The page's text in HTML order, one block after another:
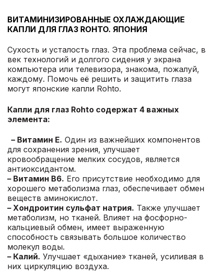
ВИТАМИНИЗИРОВАННЫЕ ОХЛАЖДАЮЩИЕ
КАПЛИ ДЛЯ ГЛАЗ ROHTO. ЯПОНИЯ
Сухость и усталость глаз. Эта проблема сейчас, в
век технологий и долгого сидения у экрана
компьютера или телевизора, знакома, пожалуй,
каждому. Помочь её решить и защитить глаза
могут японские капли Rohto.
Капли для глаз Rohto содержат 4 важных
элемента:
– Витамин Е. Один из важнейших компонентов
для сохранения зрения, улучшает
кровообращение мелких сосудов, является
антиоксидантом.
– Витамин В6. Его присутствие необходимо для
хорошего метаболизма глаз, обеспечивает обмен
веществ аминокислот.
– Хондроитин сульфат натрия. Также улучшает
метаболизм, но тканей. Влияет на фосфорно-
кальциевый обмен, имеет выраженную
способность связывать большое количество
молекул воды.
– Калий. Улучшает «дыхание» тканей, усиливая в
них циркуляцию воздуха.